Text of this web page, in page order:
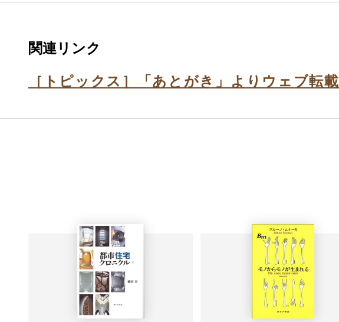
関連リンク
［トピックス］「あとがき」よりウェブ転載